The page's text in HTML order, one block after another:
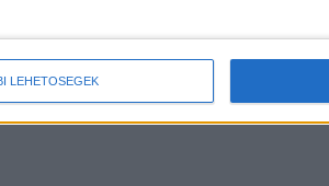
LEHETŐSÉGEK